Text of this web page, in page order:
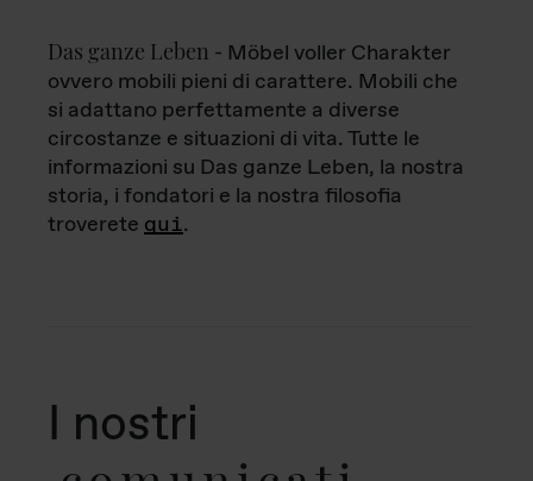
Das ganze Leben - Möbel voller Charakter
ovvero mobili pieni di carattere. Mobili che
si adattano perfettamente a diverse
circostanze e situazioni di vita. Tutte le
informazioni su Das ganze Leben, la nostra
storia, i fondatori e la nostra filosofia
troverete qui.
I nostri